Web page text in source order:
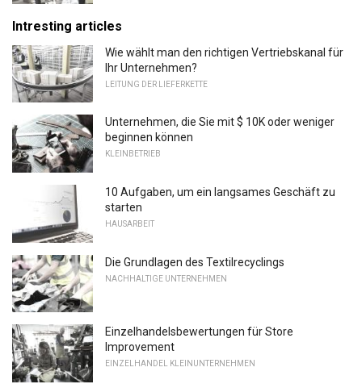
Intresting articles
Wie wählt man den richtigen Vertriebskanal für
Ihr Unternehmen?
LEITUNG DER LIEFERKETTE
Unternehmen, die Sie mit $ 10K oder weniger
beginnen können
KLEINBETRIEB
10 Aufgaben, um ein langsames Geschäft zu
starten
HAUSARBEIT
Die Grundlagen des Textilrecyclings
NACHHALTIGE UNTERNEHMEN
Einzelhandelsbewertungen für Store
Improvement
EINZELHANDEL KLEINUNTERNEHMEN